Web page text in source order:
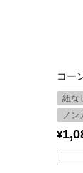
コー
紐な
ノン
¥